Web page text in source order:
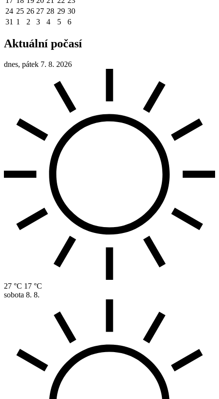
24 25 26 27 28 29 30
31 1 2 3 4 5 6
Aktuální počasí
dnes, pátek 7. 8. 2026
27 °C 17 °C
sobota 8. 8.